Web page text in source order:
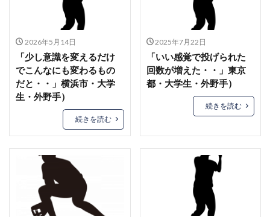
2026年5月14日
「少し意識を変えるだけ
でこんなにも変わるもの
だと・・」横浜市・大学
生・外野手）
続きを読む
2025年7月22日
「いい感覚で投げられた
回数が増えた・・」東京
都・大学生・外野手）
続きを読む